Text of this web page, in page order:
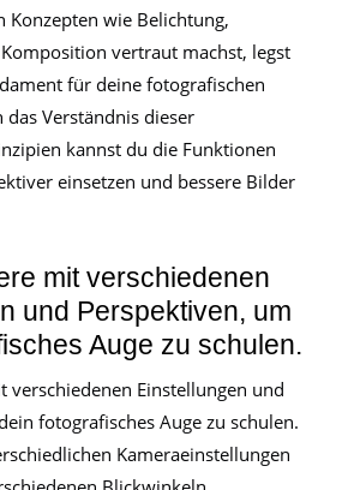
Konzepten wie Belichtung,
vertraut machst, legst
für deine fotografischen
das Verständnis dieser
kannst du die Funktionen
einsetzen und bessere Bilder
mit verschiedenen
und Perspektiven, um
Auge zu schulen.
verschiedenen Einstellungen und
fotografisches Auge zu schulen.
Kameraeinstellungen